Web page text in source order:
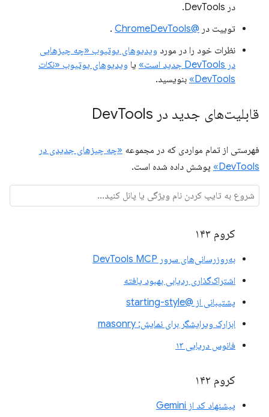
در DevTools.
توییت در @ChromeDevTools
.
نظرات خود را در مورد ویدیوهای یوتیوب «چه چیزهایی
در DevTools جدید است»
یا ویدیوهای یوتیوب «نکات
DevTools»
بنویسید.
قابلیت‌های جدید در Dev Tools
فهرستی از تمام مواردی که در مجموعه «چه چیزهای جدیدی در
DevTools»
پوشش داده شده است.
کروم ۱۴۳
به‌روزرسانی‌های سرور DevTools MCP
اشتراک‌گذاری ردیابی بهبود یافته
پشتیبانی از @starting-style
ابزارک ویرایشگر برای نمایش: masonry
فانوس دریایی ۱۳
کروم ۱۴۲
پیشنهاد کد از Gemini